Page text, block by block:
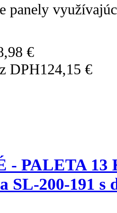
panely
€
DPH124,15 €
- PALETA 13
SL-200-191